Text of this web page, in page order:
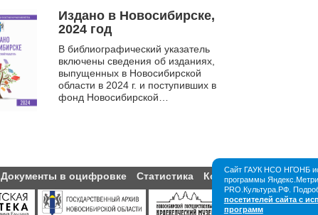
Издано в Новосибирске,
2024 год
В библиографический указатель
включены сведения об изданиях,
выпущенных в Новосибирской
области в 2024 г. и поступивших в
фонд Новосибирской
Документы в оцифровке Статистика Контакты Партнёры
Сайт ГАУК НСО НГОНБ
программы
PRO.Культура.РФ.
посетителей сайта с
программ